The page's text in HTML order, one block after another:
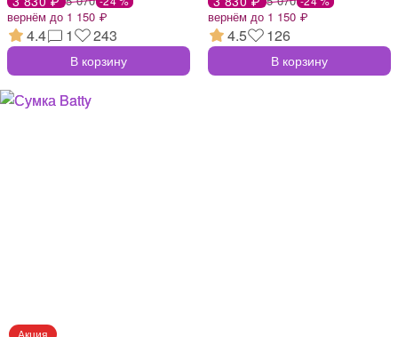
вернём до 1 150 ₽
4.4 1 243
В корзину
вернём до 1 150 ₽
4.5 126
В корзину